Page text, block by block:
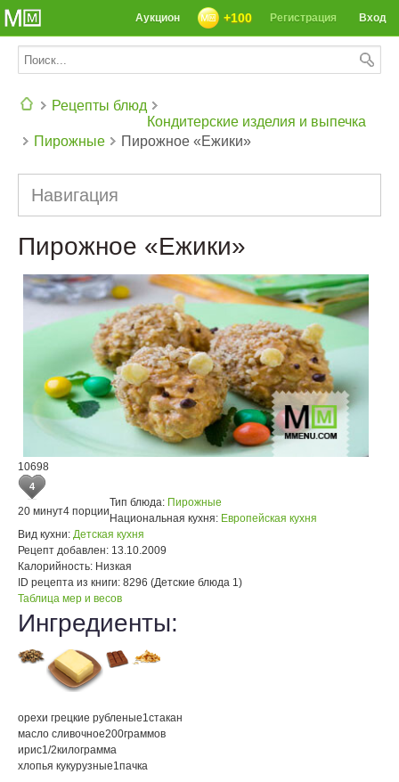
СЕГОДНЯ: 39142 РЕЦЕПТА
Вход
Регистрация
+100
Аукцион
Рецепты блюд
Кондитерские изделия и выпечка
Пирожные
Пирожное «Ежики»
Навигация
Пирожное «Ежики»
10698
4
20 минут4 порции
Тип блюда: Пирожные
Национальная кухня: Европейская кухня
Вид кухни: Детская кухня
Рецепт добавлен: 13.10.2009
Калорийность: Низкая
ID рецепта из книги: 8296 (Детские блюда 1)
Таблица мер и весов
Ингредиенты:
орехи грецкие рубленые1стакан
масло сливочное200граммов
ирис1/2килограмма
хлопья кукурузные1пачка